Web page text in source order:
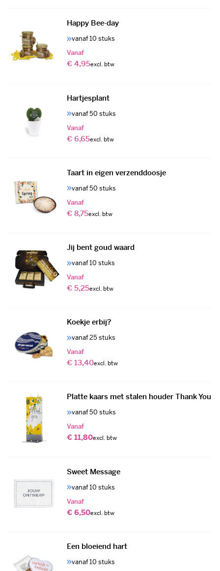
Happy Bee-day
vanaf 10 stuks
Vanaf
€ 4,95
Hartjesplant
vanaf 50 stuks
Vanaf
€ 6,65
Taart in eigen verzenddoosje
vanaf 50 stuks
Vanaf
€ 8,75
Jij bent goud waard
vanaf 10 stuks
Vanaf
€ 5,25
Koekje erbij?
vanaf 25 stuks
Vanaf
€ 13,40
Platte kaars met stalen houder Thank You
vanaf 50 stuks
Vanaf
€ 11,80
Sweet Message
vanaf 10 stuks
Vanaf
€ 6,50
Een bloeiend hart
vanaf 10 stuks